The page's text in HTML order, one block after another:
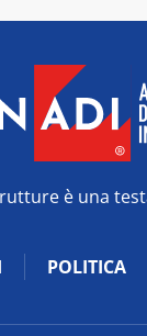
è una
POLITICA